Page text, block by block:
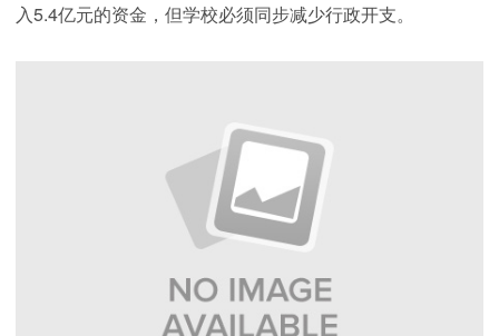
入5.4亿元的资金，但学校必须同步减少行政开支。